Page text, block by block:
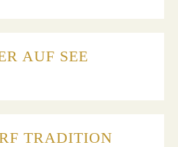
AUF SEE
TRADITION